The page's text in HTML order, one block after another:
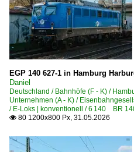
Solingen (sonstige)
Solingen Hbf
Stendal Hbf ·LS·
Ulm Hbf ·TQU R/F·
Verden (Aller)
Wefensleben
EGP 140 627-1 in Hamburg
Daniel
Deutschland / Bahnhöfe (F - K) /
Unternehmen (A - K) /
/ E-Loks | konventionell / 6 140 BR
 80 1200x800 Px, 31.05.2026